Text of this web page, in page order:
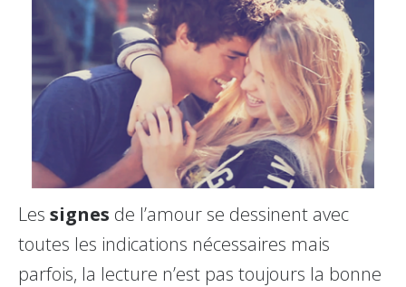
Les signes de l’amour se dessinent avec
toutes les indications nécessaires mais
parfois, la lecture n’est pas toujours la bonne